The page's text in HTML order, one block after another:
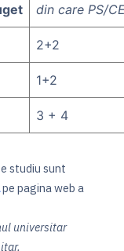
din care PS/
2+2
1+2
3 + 4
studiu sunt
pe pagina web a
universitar